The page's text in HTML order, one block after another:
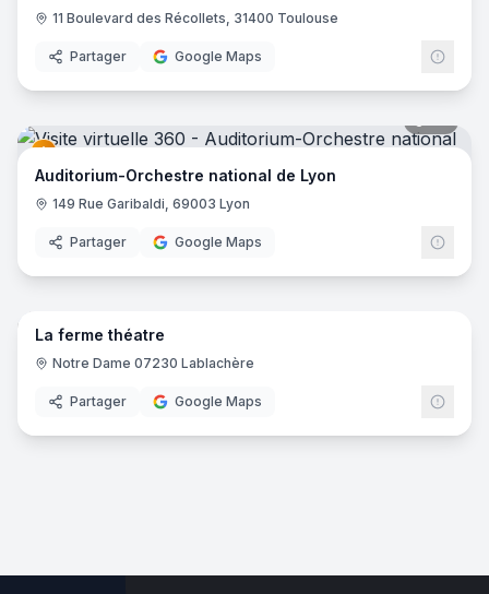
11 Boulevard des Récollets, 31400 Toulouse
Partager Google Maps
Auditorium-Orchestre national de Lyon
149 Rue Garibaldi, 69003 Lyon
Partager Google Maps
18
La ferme théatre
Notre Dame 07230 Lablachère‎
Partager Google Maps